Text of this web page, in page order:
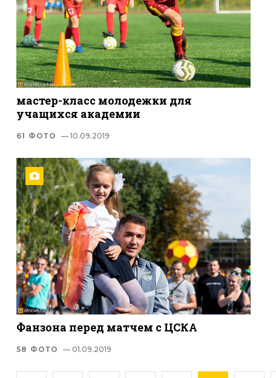
мастер-класс молодежки для
учащихся академии
61 ФОТО — 10.09.2019
Фанзона перед матчем с ЦСКА
58 ФОТО — 01.09.2019